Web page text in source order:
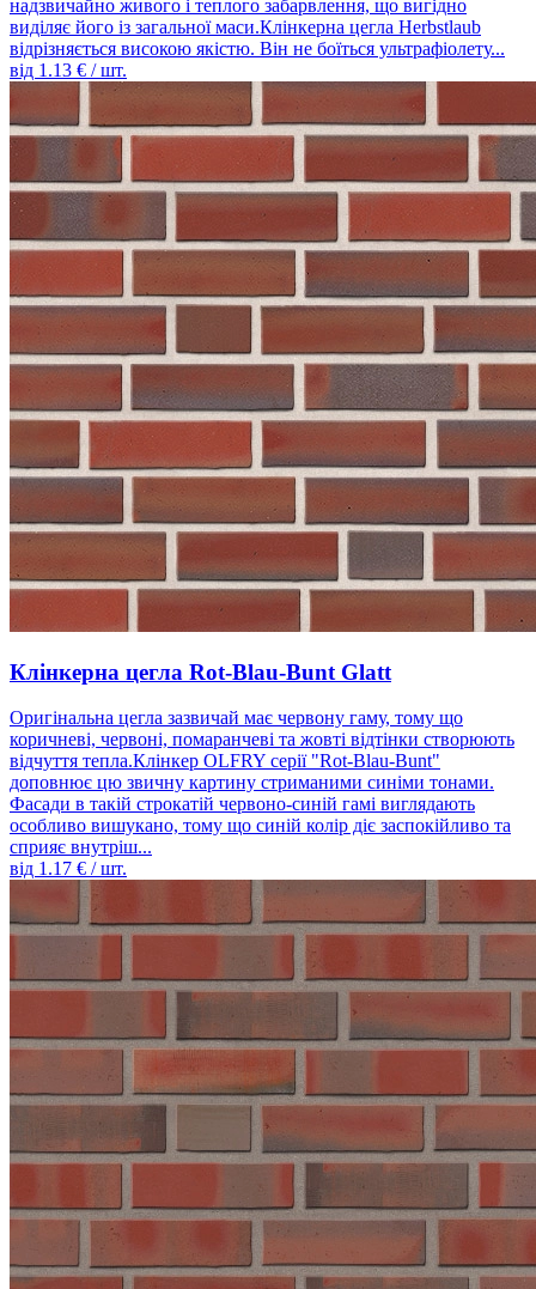
надзвичайно живого і теплого забарвлення, що вигідно
виділяє його із загальної маси.Клінкерна цегла Herbstlaub
відрізняється високою якістю. Він не боїться ультрафіолету...
від 1.13 € / шт.
Клінкерна цегла Rot-Blau-Bunt Glatt
Оригінальна цегла зазвичай має червону гаму, тому що
коричневі, червоні, помаранчеві та жовті відтінки створюють
відчуття тепла.Клінкер OLFRY серії "Rot-Blau-Bunt"
доповнює цю звичну картину стриманими синіми тонами.
Фасади в такій строкатій червоно-синій гамі виглядають
особливо вишукано, тому що синій колір діє заспокійливо та
сприяє внутріш...
від 1.17 € / шт.